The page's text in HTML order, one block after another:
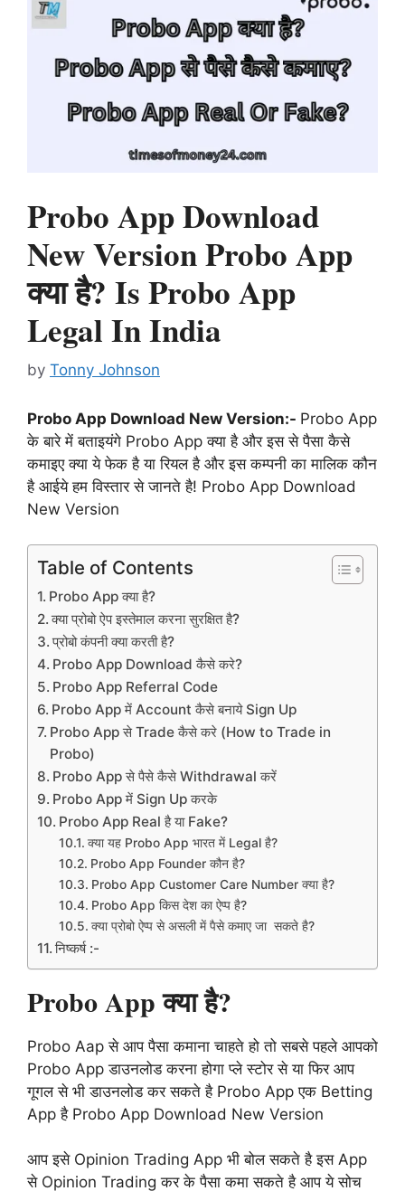
Probo App Download
New Version Probo App
क्या है? Is Probo App
Legal In India
by Tonny Johnson
Probo App Download New Version:- Probo App
के बारे में बताइयंगे Probo App क्या है और इस से पैसा कैसे
कमाइए क्या ये फेक है या रियल है और इस कम्पनी का मालिक कौन
है आईये हम विस्तार से जानते है! Probo App Download
New Version
Table of Contents
Probo App क्या है?
क्या प्रोबो ऐप इस्तेमाल करना सुरक्षित है?
प्रोबो कंपनी क्या करती है?
Probo App Download कैसे करे?
Probo App Referral Code
Probo App में Account कैसे बनाये Sign Up
Probo App से Trade कैसे करे (How to Trade in
Probo)
Probo App से पैसे कैसे Withdrawal करें
Probo App में Sign Up करके
Probo App Real है या Fake?
क्या यह Probo App भारत में Legal है?
Probo App Founder कौन है?
Probo App Customer Care Number क्या है?
Probo App किस देश का ऐप्प है?
क्या प्रोबो ऐप्प से असली में पैसे कमाए जा सकते है?
निष्कर्ष :-
Probo App क्या है?
Probo Aap से आप पैसा कमाना चाहते हो तो सबसे पहले आपको
Probo App डाउनलोड करना होगा प्ले स्टोर से या फिर आप
गूगल से भी डाउनलोड कर सकते है Probo App एक Betting
App है Probo App Download New Version
आप इसे Opinion Trading App भी बोल सकते है इस App
से Opinion Trading कर के पैसा कमा सकते है आप ये सोच